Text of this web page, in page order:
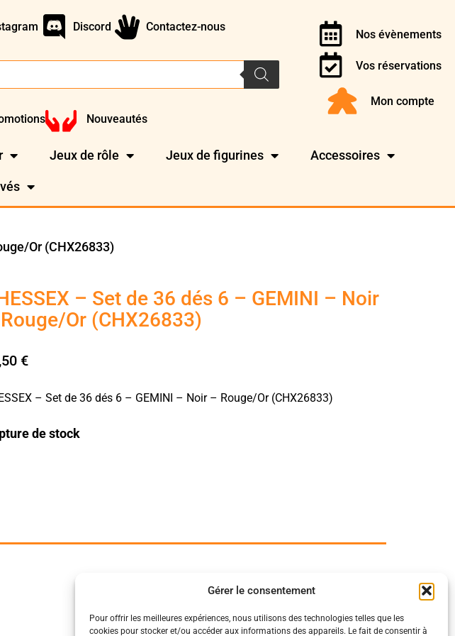
Gérer le consentement
Pour offrir les meilleures expériences, nous utilisons des technologies telles que les
cookies pour stocker et/ou accéder aux informations des appareils. Le fait de consentir à
Discord Contactez-nous
Nouveautés
Nos évènements
Vos réservations
Mon compte
Jeux de rôle Jeux de figurines Accessoires
Or (CHX26833)
– Set de 36 dés 6 – GEMINI – Noir
Or (CHX26833)
€
– Set de 36 dés 6 – GEMINI – Noir – Rouge/Or (CHX26833)
de stock